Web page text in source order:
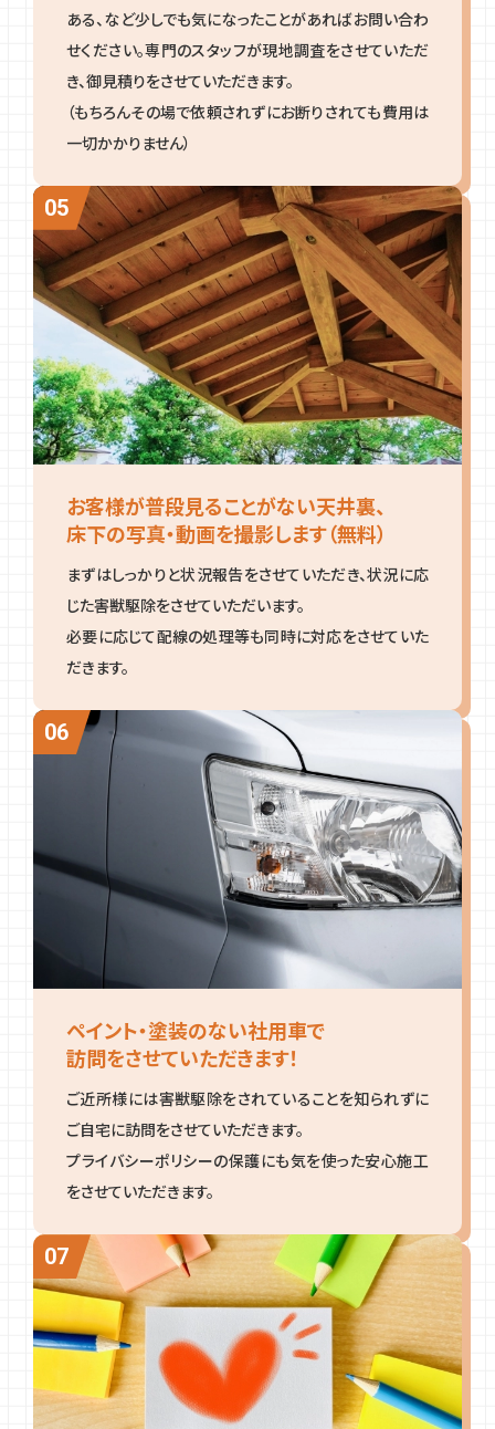
ある、など少しでも気になったことがあればお問い合わ
せください。専門のスタッフが現地調査をさせていただ
き、御見積りをさせていただきます。
（もちろんその場で依頼されずにお断りされても費用は
一切かかりません）
お客様が普段見ることがない天井裏、
床下の写真・動画を撮影します（無料）
まずはしっかりと状況報告をさせていただき、状況に応
じた害獣駆除をさせていただいます。
必要に応じて配線の処理等も同時に対応をさせていた
だきます。
ペイント・塗装のない社用車で
訪問をさせていただきます！
ご近所様には害獣駆除をされていることを知られずに
ご自宅に訪問をさせていただきます。
プライバシーポリシーの保護にも気を使った安心施工
をさせていただきます。